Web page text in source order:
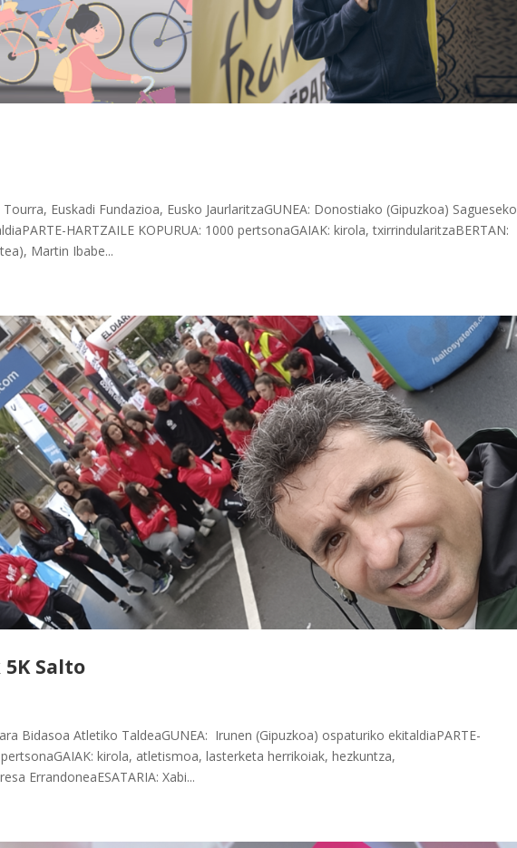
Euskadi Fundazioa, Eusko JaurlaritzaGUNEA: Donostiako (Gipuzkoa) Sagueseko
HARTZAILE KOPURUA: 1000 pertsonaGAIAK: kirola, txirrindularitzaBERTAN:
Martin Ibabe...
Salto
Bidasoa Atletiko TaldeaGUNEA: Irunen (Gipuzkoa) ospaturiko ekitaldiaPARTE-
pertsonaGAIAK: kirola, atletismoa, lasterketa herrikoiak, hezkuntza,
ErrandoneaESATARIA: Xabi...